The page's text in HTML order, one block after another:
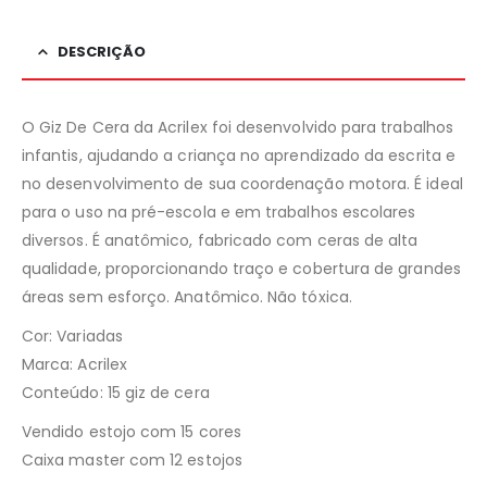
DESCRIÇÃO
O Giz De Cera da Acrilex foi desenvolvido para trabalhos
infantis, ajudando a criança no aprendizado da escrita e
no desenvolvimento de sua coordenação motora. É ideal
para o uso na pré-escola e em trabalhos escolares
diversos. É anatômico, fabricado com ceras de alta
qualidade, proporcionando traço e cobertura de grandes
áreas sem esforço. Anatômico. Não tóxica.
Cor: Variadas
Marca: Acrilex
Conteúdo: 15 giz de cera
Vendido estojo com 15 cores
Caixa master com 12 estojos